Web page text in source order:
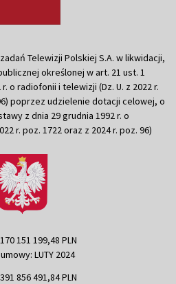
Telewizji Polskiej S.A. w likwidacji,
określonej w art. 21 ust. 1
o radiofonii i telewizji (Dz. U. z 2022 r.
poprzez udzielenie dotacji celowej, o
z dnia 29 grudnia 1992 r. o
r. poz. 1722 oraz z 2024 r. poz. 96)
151 199,48 PLN
LUTY 2024
856 491,84 PLN